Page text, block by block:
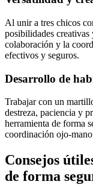
Al unir a tres chicos
posibilidades
colaboración y la
efectivos y seguros.
Desarrollo de
Trabajar con un
destreza, paciencia y
herramienta de forma
coordinación ojo-
Consejos
de forma